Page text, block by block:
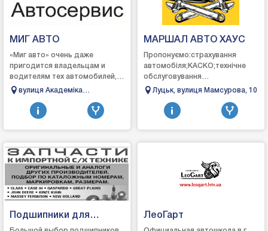
МИГ АВТО
«Миг авто» очень даже
пригодится владельцам и
водителям тех автомобилей,
которые нуждаются в:Ремонте
степени сложности рулевых...
вулиця Академіка
Заболотного, 47, Одеса,
Одеська область
МАРШАЛ АВТО ХАУС
Пропонуємо:страхування
автомобіля;КАСКО;технічне
обслуговування
автомобіля;ремонт
автомобіля;запчастини для
вашого транспорту...
Луцьк, вулиця Мамсурова, 10
Подшипники для
ЛеоГарт